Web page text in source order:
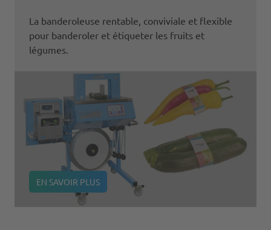
La banderoleuse rentable, conviviale et flexible
pour banderoler et étiqueter les fruits et
légumes.
EN SAVOIR PLUS